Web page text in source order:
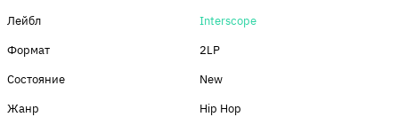
Лейбл
Interscope
Формат
2LP
Состояние
New
Жанр
Hip Hop